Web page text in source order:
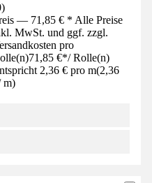
)
— 71,85 € * Alle Preise
MwSt. und ggf. zzgl.
pro
71,85 €*/ Rolle(n)
2,36 € pro m(2,36
m)